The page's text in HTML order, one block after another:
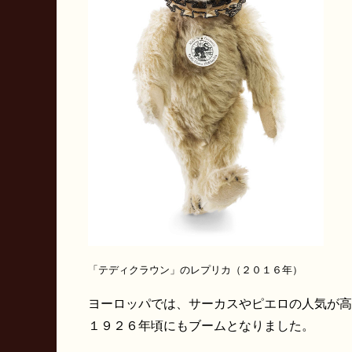
「テディクラウン」のレプリカ（２０１６年）
ヨーロッパでは、サーカスやピエロの人気が
１９２６年頃にもブームとなりました。